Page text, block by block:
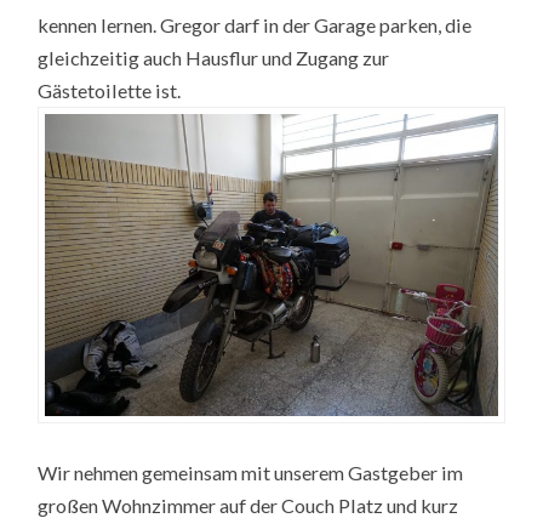
kennen lernen. Gregor darf in der Garage parken, die
gleichzeitig auch Hausflur und Zugang zur
Gästetoilette ist.
Wir nehmen gemeinsam mit unserem Gastgeber im
großen Wohnzimmer auf der Couch Platz und kurz